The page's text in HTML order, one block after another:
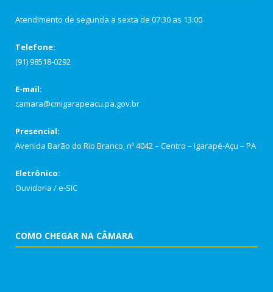
Atendimento de segunda a sexta de 07:30 as 13:00
Telefone:
(91) 98518-0292
E-mail:
camara@cmigarapeacu.pa.gov.br
Presencial:
Avenida Barão do Rio Branco, nº 4042 – Centro – Igarapé-Açu – PA
Eletrônico:
Ouvidoria /e-SIC
COMO CHEGAR NA CÂMARA